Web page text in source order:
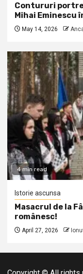
Contururi
Mihai Eminescu
May 14, 2026
4 min read
Istorie ascunsa
Masacrul de la
românesc!
April 27, 2026